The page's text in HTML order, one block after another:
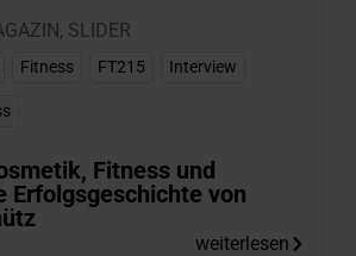
, SLIDER
Fitness FT215 Interview
Fitness und
Erfolgsgeschichte von
weiterlesen